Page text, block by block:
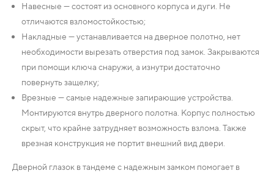
Навесные — состоят из основного корпуса и дуги. Не
отличаются взломостойкостью;
Накладные — устанавливается на дверное полотно, нет
необходимости вырезать отверстия под замок. Закрываются
при помощи ключа снаружи, а изнутри достаточно
повернуть защелку;
Врезные — самые надежные запирающие устройства.
Монтируются внутрь дверного полотна. Корпус полностью
скрыт, что крайне затрудняет возможность взлома. Также
врезная конструкция не портит внешний вид двери.
Дверной глазок в тандеме с надежным замком помогает в